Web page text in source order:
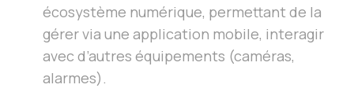
écosystème numérique, permettant de la
gérer via une application mobile, interagir
avec d’autres équipements (caméras,
alarmes).